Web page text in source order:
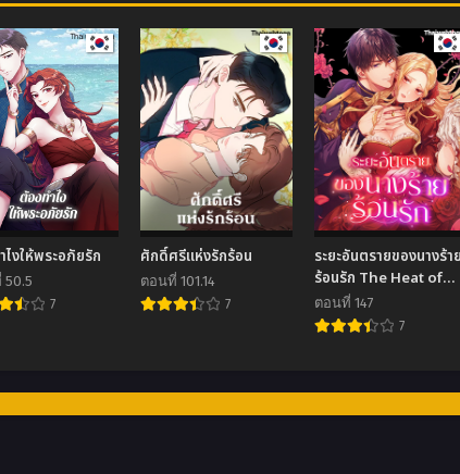
ไงให้พระอภัยรัก
50.5
7
ศักดิ์ศรีแห่งรักร้อน
ตอนที่ 101.14
7
ระยะอันตรายของนางร้า
ร้อนรัก The Heat of
the Reincarnated
Villainess
ตอนที่ 147
7